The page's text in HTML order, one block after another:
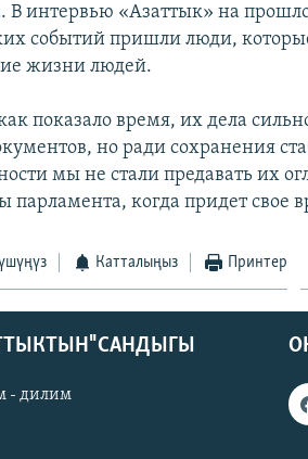
В интервью «Азаттык» на
событий пришли люди,
жизни людей.
показало время, их дела
но ради сохранения
мы не стали предавать их
парламента, когда придет свое
Катталыңыз Принтер
САНДЫГЫ
- дилим